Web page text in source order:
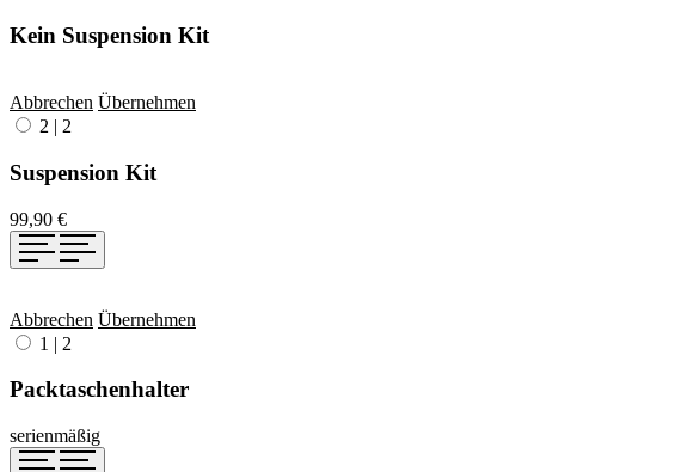
Kein Suspension Kit
Abbrechen Übernehmen
2 | 2
Suspension Kit
99,90 €
Abbrechen Übernehmen
1 | 2
Packtaschenhalter
serienmäßig